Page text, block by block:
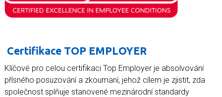
Certifikace TOP EMPLOYER
Klíčové pro celou certifikaci Top Employer je absolvování
přísného posuzování a zkoumaní, jehož cílem je zjistit, zda
společnost splňuje stanovené mezinárodní standardy